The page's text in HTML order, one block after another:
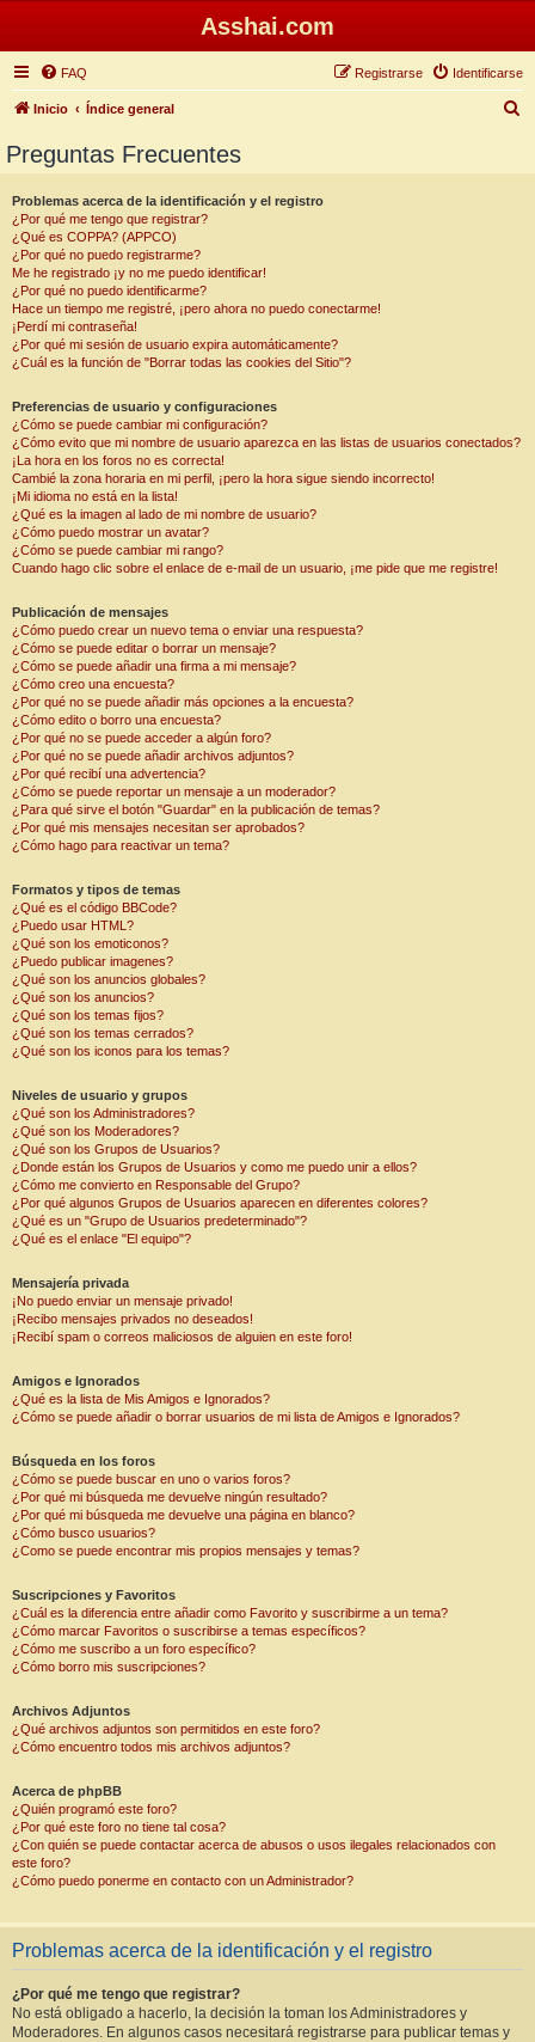
Asshai.com
FAQ Identificarse
Registrarse
Inicio Índice general
Preguntas Frecuentes
Problemas acerca de la identificación y el registro
¿Por qué me tengo que registrar?
¿Qué es COPPA? (APPCO)
¿Por qué no puedo registrarme?
Me he registrado ¡y no me puedo identificar!
¿Por qué no puedo identificarme?
Hace un tiempo me registré, ¡pero ahora no puedo conectarme!
¡Perdí mi contraseña!
¿Por qué mi sesión de usuario expira automáticamente?
¿Cuál es la función de "Borrar todas las cookies del Sitio"?
Preferencias de usuario y configuraciones
¿Cómo se puede cambiar mi configuración?
¿Cómo evito que mi nombre de usuario aparezca en las listas de usuarios conectados?
¡La hora en los foros no es correcta!
Cambié la zona horaria en mi perfil, ¡pero la hora sigue siendo incorrecto!
¡Mi idioma no está en la lista!
¿Qué es la imagen al lado de mi nombre de usuario?
¿Cómo puedo mostrar un avatar?
¿Cómo se puede cambiar mi rango?
Cuando hago clic sobre el enlace de e-mail de un usuario, ¡me pide que me registre!
Publicación de mensajes
¿Cómo puedo crear un nuevo tema o enviar una respuesta?
¿Cómo se puede editar o borrar un mensaje?
¿Cómo se puede añadir una firma a mi mensaje?
¿Cómo creo una encuesta?
¿Por qué no se puede añadir más opciones a la encuesta?
¿Cómo edito o borro una encuesta?
¿Por qué no se puede acceder a algún foro?
¿Por qué no se puede añadir archivos adjuntos?
¿Por qué recibí una advertencia?
¿Cómo se puede reportar un mensaje a un moderador?
¿Para qué sirve el botón "Guardar" en la publicación de temas?
¿Por qué mis mensajes necesitan ser aprobados?
¿Cómo hago para reactivar un tema?
Formatos y tipos de temas
¿Qué es el código BBCode?
¿Puedo usar HTML?
¿Qué son los emoticonos?
¿Puedo publicar imagenes?
¿Qué son los anuncios globales?
¿Qué son los anuncios?
¿Qué son los temas fijos?
¿Qué son los temas cerrados?
¿Qué son los iconos para los temas?
Niveles de usuario y grupos
¿Qué son los Administradores?
¿Qué son los Moderadores?
¿Qué son los Grupos de Usuarios?
¿Donde están los Grupos de Usuarios y como me puedo unir a ellos?
¿Cómo me convierto en Responsable del Grupo?
¿Por qué algunos Grupos de Usuarios aparecen en diferentes colores?
¿Qué es un "Grupo de Usuarios predeterminado"?
¿Qué es el enlace "El equipo"?
Mensajería privada
¡No puedo enviar un mensaje privado!
¡Recibo mensajes privados no deseados!
¡Recibí spam o correos maliciosos de alguien en este foro!
Amigos e Ignorados
¿Qué es la lista de Mis Amigos e Ignorados?
¿Cómo se puede añadir o borrar usuarios de mi lista de Amigos e Ignorados?
Búsqueda en los foros
¿Cómo se puede buscar en uno o varios foros?
¿Por qué mi búsqueda me devuelve ningún resultado?
¿Por qué mi búsqueda me devuelve una página en blanco?
¿Cómo busco usuarios?
¿Como se puede encontrar mis propios mensajes y temas?
Suscripciones y Favoritos
¿Cuál es la diferencia entre añadir como Favorito y suscribirme a un tema?
¿Cómo marcar Favoritos o suscribirse a temas específicos?
¿Cómo me suscribo a un foro específico?
¿Cómo borro mis suscripciones?
Archivos Adjuntos
¿Qué archivos adjuntos son permitidos en este foro?
¿Cómo encuentro todos mis archivos adjuntos?
Acerca de phpBB
¿Quién programó este foro?
¿Por qué este foro no tiene tal cosa?
¿Con quién se puede contactar acerca de abusos o usos ilegales relacionados con
este foro?
¿Cómo puedo ponerme en contacto con un Administrador?
Problemas acerca de la identificación y el registro
¿Por qué me tengo que registrar?
No está obligado a hacerlo, la decisión la toman los Administradores y
Moderadores. En algunos casos necesitará registrarse para publicar temas y